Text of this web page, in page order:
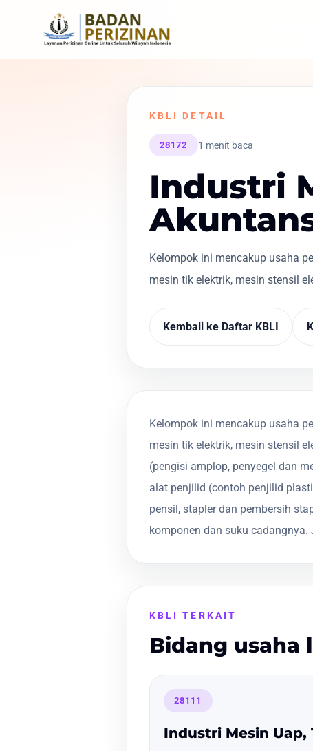
KBLI DETAIL
28172 1 menit baca
Industri
Kelompok ini mencakup usaha
mesin tik elektrik, mesin stensil
Kembali ke Daftar KBLI
Kelompok ini mencakup usaha
mesin tik elektrik, mesin stensil
(pengisi amplop, penyegel dan
alat penjilid (contoh penjilid
pensil, stapler dan pembersih
komponen dan suku
KBLI TERKAIT
Bidang usaha
28111
Industri Mesin